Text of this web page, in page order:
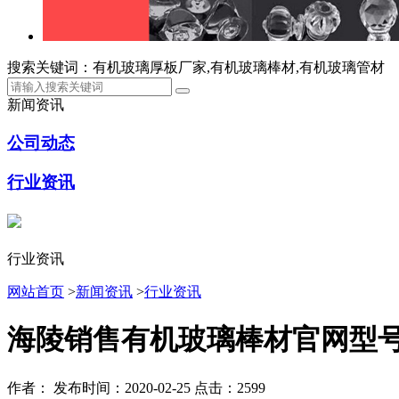
搜索关键词：有机玻璃厚板厂家,有机玻璃棒材,有机玻璃管材
新闻资讯
公司动态
行业资讯
行业资讯
网站首页 >新闻资讯 >行业资讯
海陵销售有机玻璃棒材官网型
作者： 发布时间：2020-02-25 点击：2599